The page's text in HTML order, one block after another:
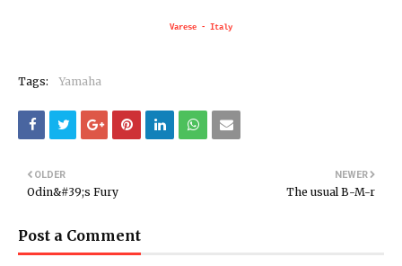
Varese - Italy
Tags: Yamaha
NEWER
The usual B-M-r
OLDER
Odin&#39;s Fury
Post a Comment